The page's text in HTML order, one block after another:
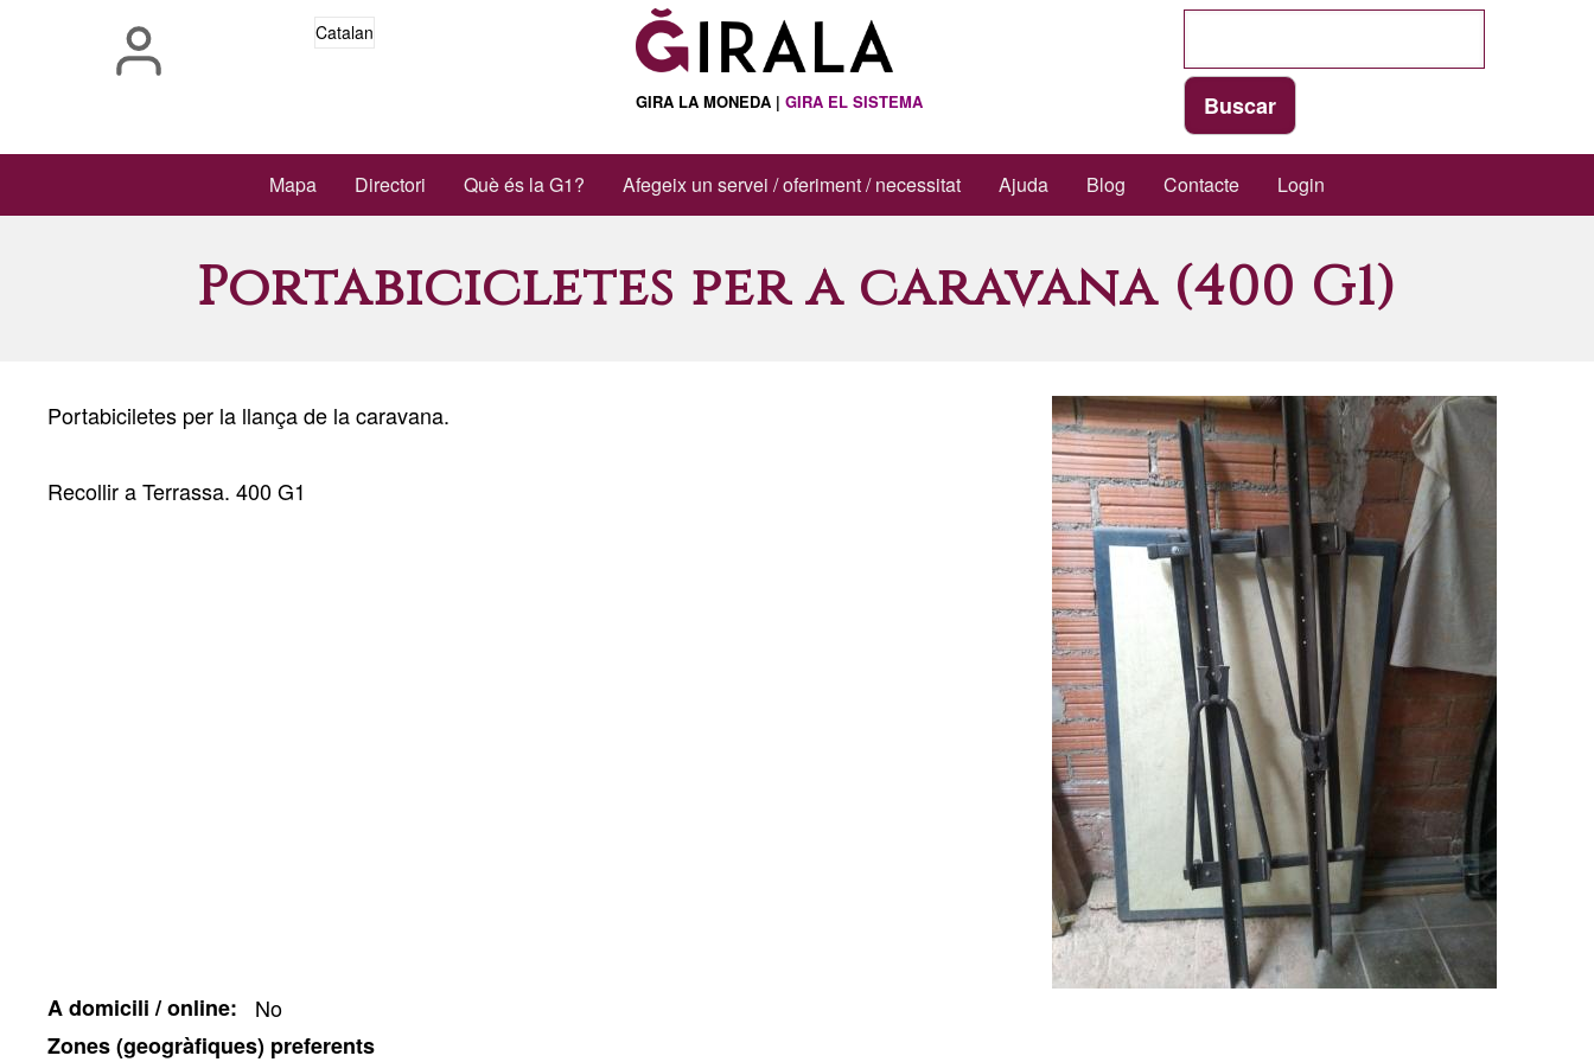
Catalan
GIRA LA MONEDA | GIRA EL SISTEMA
navigation
Mapa Directori Què és la G1? Afegeix un servei / oferiment / necessitat Ajuda Blog Contacte Login
Portabicicletes per a caravana (400 G1)
Portabiciletes per la llança de la caravana.
Recollir a Terrassa. 400 G1
Imatge/Foto
A domicili / online
No
Zones (geogràfiques) preferents